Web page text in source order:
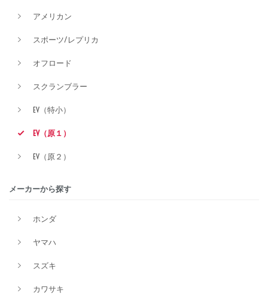
アメリカン
スポーツ/レプリカ
オフロード
スクランブラー
EV（特小）
EV（原１）
EV（原２）
メーカーから探す
ホンダ
ヤマハ
スズキ
カワサキ